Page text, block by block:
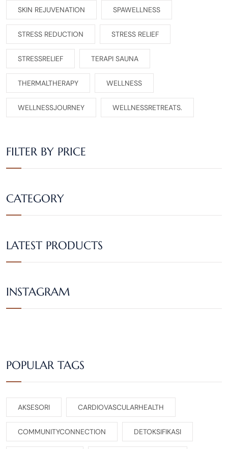
SKIN REJUVENATION SPAWELLNESS
STRESS REDUCTION STRESS RELIEF
STRESSRELIEF TERAPI SAUNA
THERMALTHERAPY WELLNESS
WELLNESSJOURNEY WELLNESSRETREATS.
FILTER BY PRICE
CATEGORY
LATEST PRODUCTS
INSTAGRAM
POPULAR TAGS
AKSESORI CARDIOVASCULARHEALTH
COMMUNITYCONNECTION DETOKSIFIKASI